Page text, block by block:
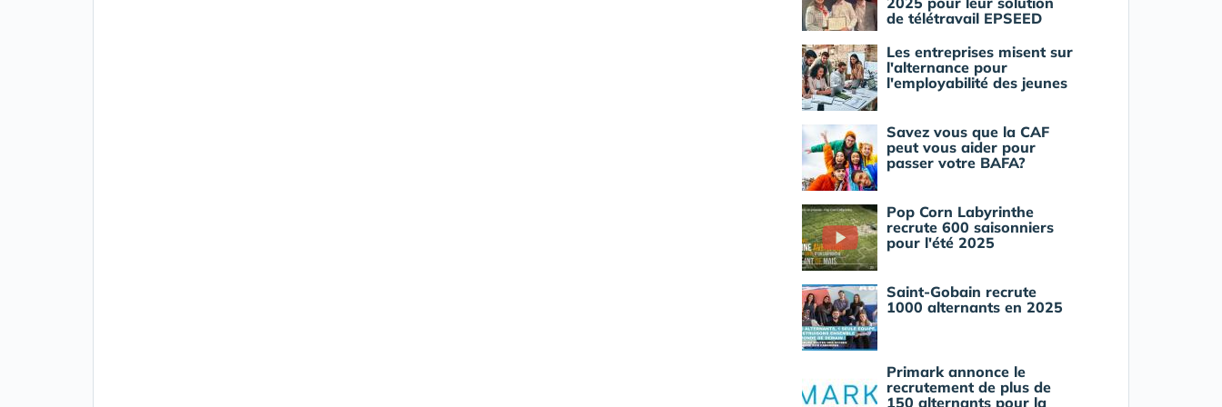
de télétravail EPSEED
Les entreprises misent sur
l'alternance pour
l'employabilité des jeunes
Savez vous que la CAF
peut vous aider pour
passer votre BAFA?
Pop Corn Labyrinthe
recrute 600 saisonniers
pour l'été 2025
Saint-Gobain recrute
1000 alternants en 2025
Primark annonce le
recrutement de plus de
150 alternants pour la